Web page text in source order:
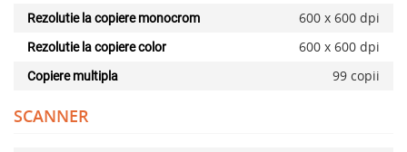
Rezolutie la copiere monocrom 600 x 600 dpi
Rezolutie la copiere color 600 x 600 dpi
Copiere multipla 99 copii
SCANNER